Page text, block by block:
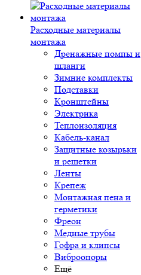
Расходные материалы
монтажа
Дренажные помпы и
шланги
Зимние комплекты
Подставки
Кронштейны
Электрика
Теплоизоляция
Кабель-канал
Защитные козырьки
и решетки
Ленты
Крепеж
Монтажная пена и
герметики
Фреон
Медные трубы
Гофра и клипсы
Виброопоры
Ещё